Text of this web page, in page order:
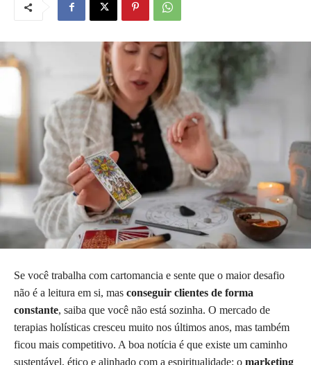
Se você trabalha com cartomancia e sente que o maior desafio
não é a leitura em si, mas conseguir clientes de forma
constante, saiba que você não está sozinha. O mercado de
terapias holísticas cresceu muito nos últimos anos, mas também
ficou mais competitivo. A boa notícia é que existe um caminho
sustentável, ético e alinhado com a espiritualidade: o marketing